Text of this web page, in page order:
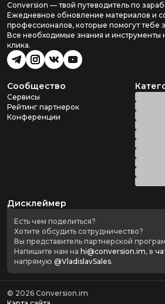
Conversion — твой путеводитель по
Ежедневное обновление материалов и
профессионалов, которые помогут тебе
Все необходимые знания и инструменты
клика.
Сообщество
Сервисы
Рейтинг партнерок
Конференции
Дисклеймер
Есть чем поделиться?
Хотите обсудить сотрудничество?
Вы представитель партнерской
Напишите нам на hi@conversion.im, в
напрямую @VladislavSales.
© 2026 Conversion.im